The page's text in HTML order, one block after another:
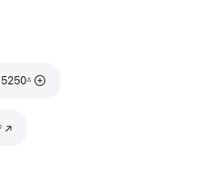
5250
脚注
∆